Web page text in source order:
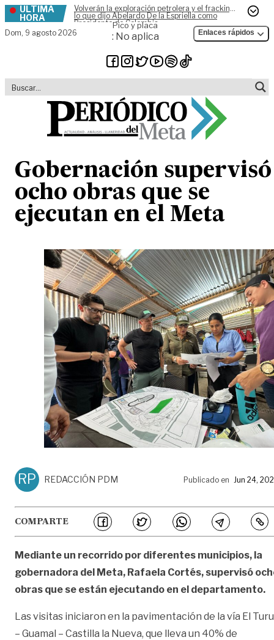
Skip to content
ÚLTIMA
HORA
Volverán la exploración petrolera y el fracking,
lo que dijo Abelardo De la Espriella como
Presidente de Colombia
Dom, 9 agosto 2026
Pico y placa
: No aplica Enlaces rápidos
Gobernación supervisó
ocho obras que se
ejecutan en el Meta
RP REDACCIÓN PDM Publicado en Jun 24,
COMPARTE
Mediante un recorrido por diferentes municipios, la
gobernadora del Meta, Rafaela Cortés, supervisó
obras que se están ejecutando en el departamento.
Las visitas iniciaron en la pavimentación de la vía El
– Guamal – Castilla la Nueva, que lleva un 40% de